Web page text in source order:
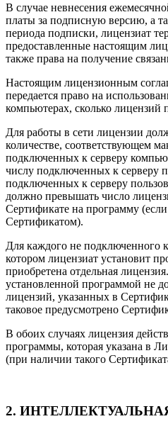
В случае невнесения
платы за подписную версию, а
периода подписки, лицензиат
предоставленные настоящим
также права на получение
Настоящим лицензионным
передается право на
компьютерах, сколько лицензий
Для работы в сети лицензии
количестве, соответствующем
подключенных к серверу
числу подключенных к серверу
подключенных к серверу
должно превышать число
Сертификате на программу
Сертификатом).
Для каждого не подключенного
котором лицензиат установит
приобретена отдельная
установленной программой не
лицензий, указанных в
таковое предусмотрено
В обоих случаях лицензия
программы, которая указана в
(при наличии такого
2.